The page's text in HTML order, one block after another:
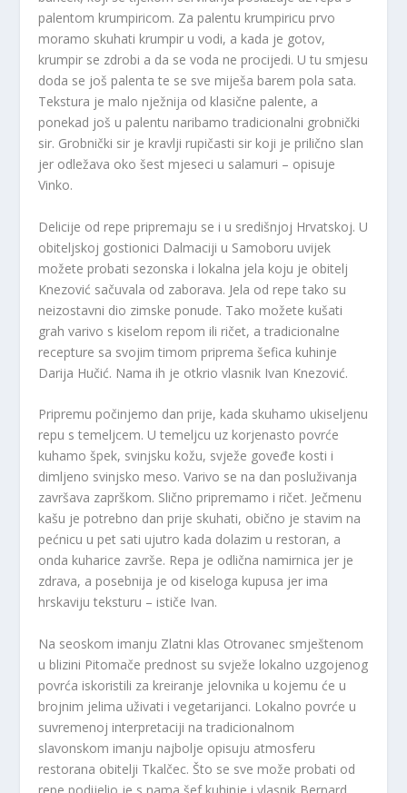
palentom krumpiricom. Za palentu krumpiricu prvo
moramo skuhati krumpir u vodi, a kada je gotov,
krumpir se zdrobi a da se voda ne procijedi. U tu smjesu
doda se još palenta te se sve miješa barem pola sata.
Tekstura je malo nježnija od klasične palente, a
ponekad još u palentu naribamo tradicionalni grobnički
sir. Grobnički sir je kravlji rupičasti sir koji je prilično slan
jer odležava oko šest mjeseci u salamuri – opisuje
Vinko.
Delicije od repe pripremaju se i u središnjoj Hrvatskoj. U
obiteljskoj gostionici Dalmaciji u Samoboru uvijek
možete probati sezonska i lokalna jela koju je obitelj
Knezović sačuvala od zaborava. Jela od repe tako su
neizostavni dio zimske ponude. Tako možete kušati
grah varivo s kiselom repom ili ričet, a tradicionalne
recepture sa svojim timom priprema šefica kuhinje
Darija Hučić. Nama ih je otkrio vlasnik Ivan Knezović.
Pripremu počinjemo dan prije, kada skuhamo ukiseljenu
repu s temeljcem. U temeljcu uz korjenasto povrće
kuhamo špek, svinjsku kožu, svježe goveđe kosti i
dimljeno svinjsko meso. Varivo se na dan posluživanja
završava zaprškom. Slično pripremamo i ričet. Ječmenu
kašu je potrebno dan prije skuhati, obično je stavim na
pećnicu u pet sati ujutro kada dolazim u restoran, a
onda kuharice završe. Repa je odlična namirnica jer je
zdrava, a posebnija je od kiseloga kupusa jer ima
hrskaviju teksturu – ističe Ivan.
Na seoskom imanju Zlatni klas Otrovanec smještenom
u blizini Pitomače prednost su svježe lokalno uzgojenog
povrća iskoristili za kreiranje jelovnika u kojemu će u
brojnim jelima uživati i vegetarijanci. Lokalno povrće u
suvremenoj interpretaciji na tradicionalnom
slavonskom imanju najbolje opisuju atmosferu
restorana obitelji Tkalčec. Što se sve može probati od
repe podijelio je s nama šef kuhinje i vlasnik Bernard